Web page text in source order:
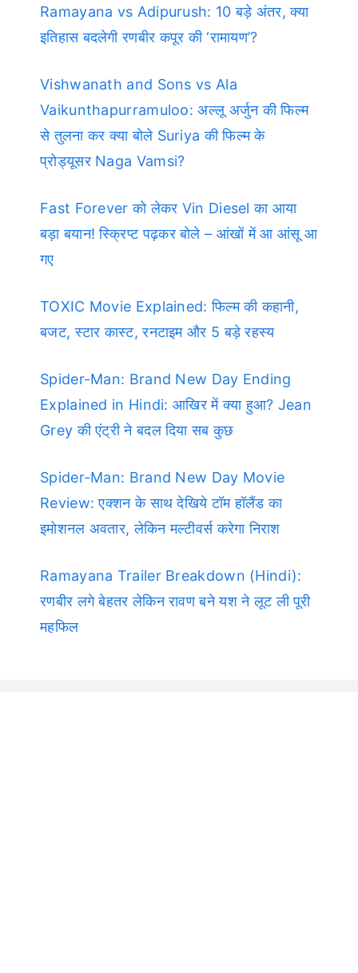
Ramayana vs Adipurush: 10 बड़े अंतर, क्या
इतिहास बदलेगी रणबीर कपूर की ‘रामायण’?
Vishwanath and Sons vs Ala
Vaikunthapurramuloo: अल्लू अर्जुन की फिल्म
से तुलना कर क्या बोले Suriya की फिल्म के
प्रोड्यूसर Naga Vamsi?
Fast Forever को लेकर Vin Diesel का आया
बड़ा बयान! स्क्रिप्ट पढ़कर बोले – आंखों में आ आंसू आ
गए
TOXIC Movie Explained: फिल्म की कहानी,
बजट, स्टार कास्ट, रनटाइम और 5 बड़े रहस्य
Spider-Man: Brand New Day Ending
Explained in Hindi: आखिर में क्या हुआ? Jean
Grey की एंट्री ने बदल दिया सब कुछ
Spider-Man: Brand New Day Movie
Review: एक्शन के साथ देखिये टॉम हॉलैंड का
इमोशनल अवतार, लेकिन मल्टीवर्स करेगा निराश
Ramayana Trailer Breakdown (Hindi):
रणबीर लगे बेहतर लेकिन रावण बने यश ने लूट ली पूरी
महफिल